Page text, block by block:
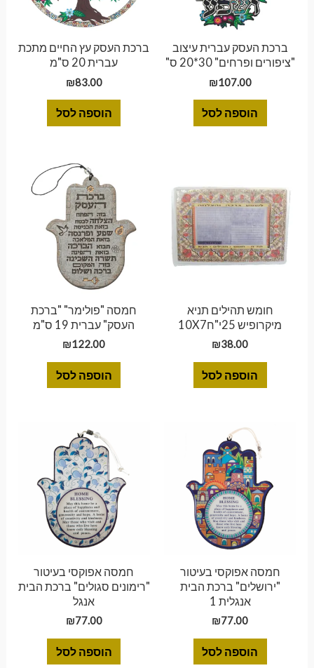
ברכת העסק עברית עיצוב
"ציפורים ופרחים" 30*20 ס"
₪107.00
הוספה לסל
ברכת העסק עץ החיים מתכת
עברית 20 ס"מ
₪83.00
הוספה לסל
חומש תהילים תניא
מיקרופיש 25י"ח10X7
₪38.00
הוספה לסל
חמסה "פולימר" "ברכת
העסק" עברית 19 ס"מ
₪122.00
הוספה לסל
חמסה אפוקסי בעיטור
"ירושלים" ברכת הבית
אנגלית 1
₪77.00
הוספה לסל
חמסה אפוקסי בעיטור
"רימונים סגולים" ברכת הבית
אנגל
₪77.00
הוספה לסל